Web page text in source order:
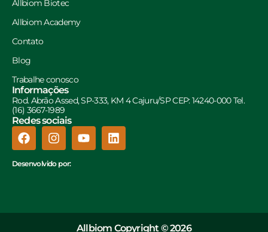
Allbiom Biotec
Allbiom Academy
Contato
Blog
Trabalhe conosco
Informações
Rod. Abrão Assed, SP-333, KM 4 Cajuru/SP CEP: 14240-000 Tel.
(16) 3667-1989
Redes sociais
Desenvolvido por:
Allbiom Copyright © 2026